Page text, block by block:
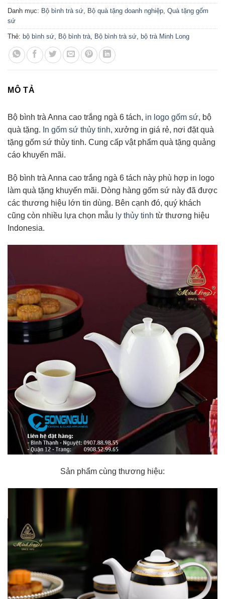
Danh mục: Bộ bình trà sứ, Bộ quà tặng doanh nghiệp, Quà tặng gốm
sứ
Thẻ: bộ bình sứ, Bộ bình trà, Bộ bình trà sứ, bộ trà Minh Long
MÔ TẢ
Bộ bình trà Anna cao trắng ngà 6 tách, in logo gốm sứ, bộ
quà tặng. In gốm sứ thủy tinh, xưởng in giá rẻ, nơi đặt quà
tặng gốm sứ thủy tinh. Cung cấp vật phẩm quà tặng quảng
cáo khuyến mãi.
Bộ bình trà Anna cao trắng ngà 6 tách này phù hợp in logo
làm quà tặng khuyến mãi. Dòng hàng gốm sứ này đã được
các thương hiệu lớn tin dùng. Bên cạnh đó, quý khách
cũng còn nhiều lựa chọn mẫu ly thủy tinh từ thương hiệu
Indonesia.
Sản phẩm cùng thương hiệu: